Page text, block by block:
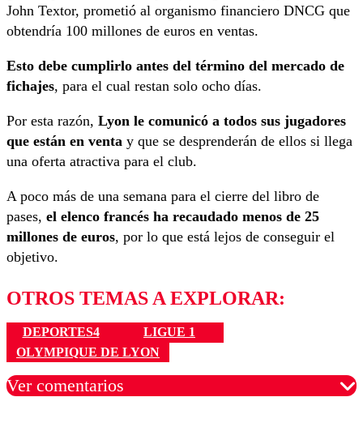
John Textor, prometió al organismo financiero DNCG que
obtendría 100 millones de euros en ventas.
Esto debe cumplirlo antes del término del mercado de
fichajes, para el cual restan solo ocho días.
Por esta razón, Lyon le comunicó a todos sus jugadores
que están en venta y que se desprenderán de ellos si llega
una oferta atractiva para el club.
A poco más de una semana para el cierre del libro de
pases, el elenco francés ha recaudado menos de 25
millones de euros, por lo que está lejos de conseguir el
objetivo.
OTROS TEMAS A EXPLORAR:
DEPORTES4
LIGUE 1
OLYMPIQUE DE LYON
Ver comentarios